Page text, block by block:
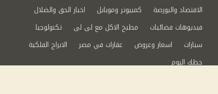
الاقتصاد والبورصة
كمبيوتر وموبايل
اخبار الحق والضلال
فيديوهات فضائيات
مطبخ الاكل مع لى لى
تكنولوجيا
سيارات
اسعار وعروض عقارات في مصر
الابراج الفلكية
حظك اليوم